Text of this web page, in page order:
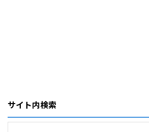
サイト内検索